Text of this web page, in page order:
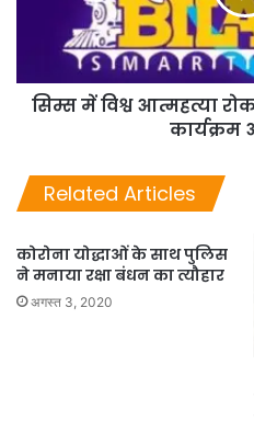
सिम्स में विश्व आत्महत्या
कार्यक्रम
Related Articles
कोरोना योद्धाओं के साथ पुलिस
ने मनाया रक्षा बंधन का त्यौहार
अगस्त 3, 2020